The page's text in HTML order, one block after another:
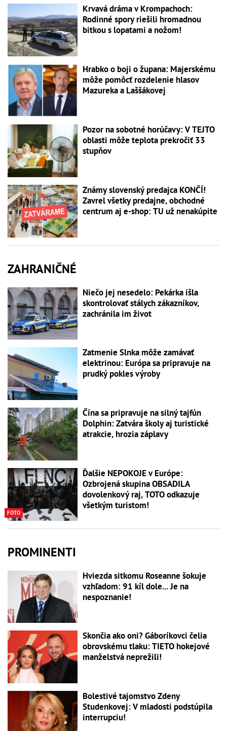
Krvavá dráma v Krompachoch:
Rodinné spory riešili hromadnou
bitkou s lopatami a nožom!
Hrabko o boji o župana: Majerskému
môže pomôcť rozdelenie hlasov
Mazureka a Laššákovej
Pozor na sobotné horúčavy: V TEJTO
oblasti môže teplota prekročiť 33
stupňov
Známy slovenský predajca KONČÍ!
Zavrel všetky predajne, obchodné
centrum aj e-shop: TU už nenakúpite
ZAHRANIČNÉ
Niečo jej nesedelo: Pekárka išla
skontrolovať stálych zákazníkov,
zachránila im život
Zatmenie Slnka môže zamávať
elektrinou: Európa sa pripravuje na
prudký pokles výroby
Čína sa pripravuje na silný tajfún
Dolphin: Zatvára školy aj turistické
atrakcie, hrozia záplavy
FOTO
Ďalšie NEPOKOJE v Európe:
Ozbrojená skupina OBSADILA
dovolenkový raj, TOTO odkazuje
všetkým turistom!
PROMINENTI
Hviezda sitkomu Roseanne šokuje
vzhľadom: 91 kíl dole... Je na
nespoznanie!
Skončia ako oni? Gáboríkovci čelia
obrovskému tlaku: TIETO hokejové
manželstvá neprežili!
Bolestivé tajomstvo Zdeny
Studenkovej: V mladosti podstúpila
interrupciu!